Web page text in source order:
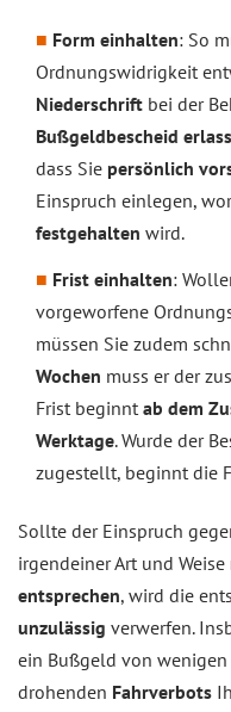
Form einhalten: So
Ordnungswidrigkeit
Niederschrift bei der
Bußgeldbescheid
dass Sie persönlich
Einspruch einlegen,
festgehalten wird.
Frist einhalten:
vorgeworfene
müssen Sie zudem
Wochen muss er der
Frist beginnt ab dem
Werktage. Wurde der
zugestellt, beginnt die
Sollte der Einspruch
irgendeiner Art und Weise
entsprechen, wird die
unzulässig verwerfen.
ein Bußgeld von
drohenden Fahrverbots